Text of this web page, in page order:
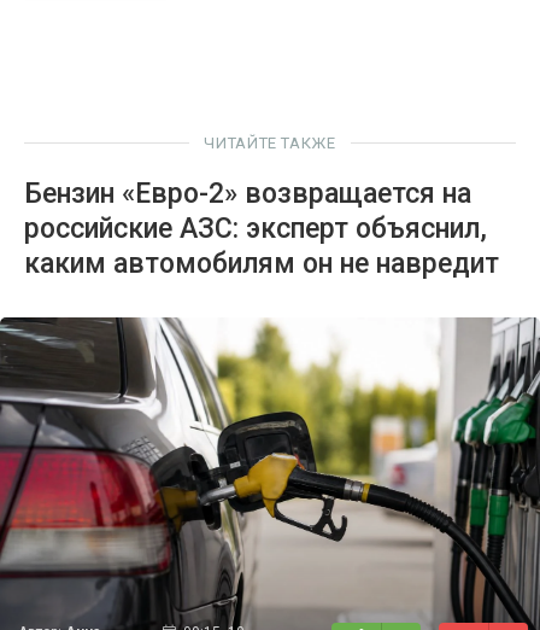
ЧИТАЙТЕ ТАКЖЕ
Бензин «Евро-2» возвращается на
российские АЗС: эксперт объяснил,
каким автомобилям он не навредит